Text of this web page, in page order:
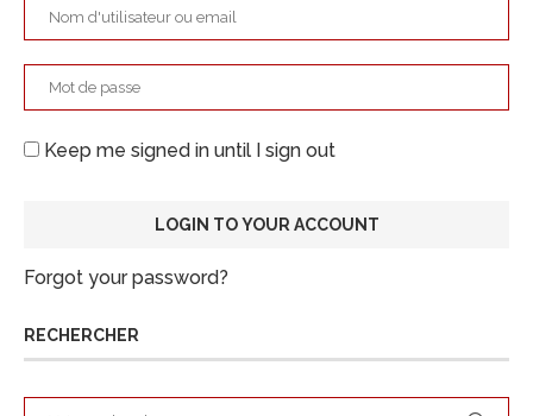
Keep me signed in until I sign out
Forgot your password?
RECHERCHER